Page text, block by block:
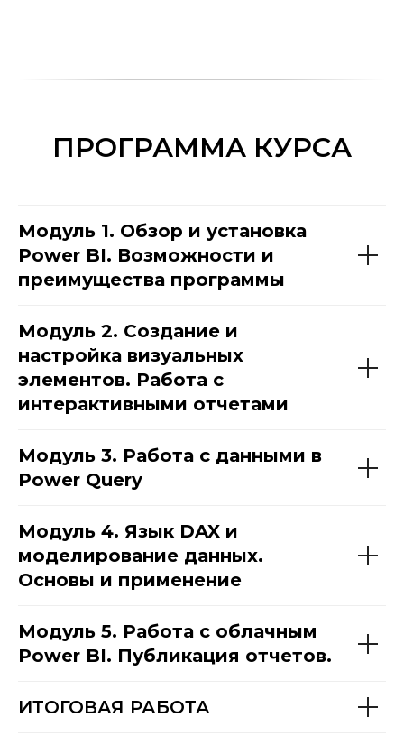
ПРОГРАММА КУРСА
Модуль 1. Обзор и установка
Power BI. Возможности и
преимущества программы
Модуль 2. Создание и
настройка визуальных
элементов. Работа с
интерактивными отчетами
Модуль 3. Работа с данными в
Power Query
Модуль 4. Язык DAX и
моделирование данных.
Основы и применение
Модуль 5. Работа с облачным
Power BI. Публикация отчетов.
ИТОГОВАЯ РАБОТА